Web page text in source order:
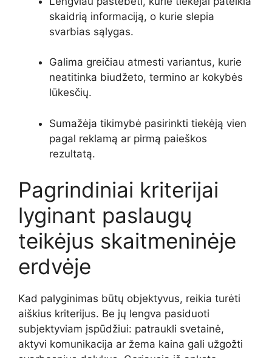
skaidrią informaciją, o kurie slepia
svarbias sąlygas.
Galima greičiau atmesti variantus, kurie
neatitinka biudžeto, termino ar kokybės
lūkesčių.
Sumažėja tikimybė pasirinkti tiekėją vien
pagal reklamą ar pirmą paieškos
rezultatą.
Pagrindiniai kriterijai
lyginant paslaugų
teikėjus skaitmeninėje
erdvėje
Kad palyginimas būtų objektyvus, reikia turėti
aiškius kriterijus. Be jų lengva pasiduoti
subjektyviam įspūdžiui: patraukli svetainė,
aktyvi komunikacija ar žema kaina gali užgožti